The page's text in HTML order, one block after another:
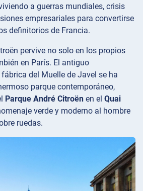
a guerras mundiales, crisis
empresariales para convertirse
definitorios de Francia.
pervive no solo en los propios
en París. El antiguo
del Muelle de Javel se ha
parque contemporáneo,
Parque André Citroën en el Quai
verde y moderno al hombre
ruedas.